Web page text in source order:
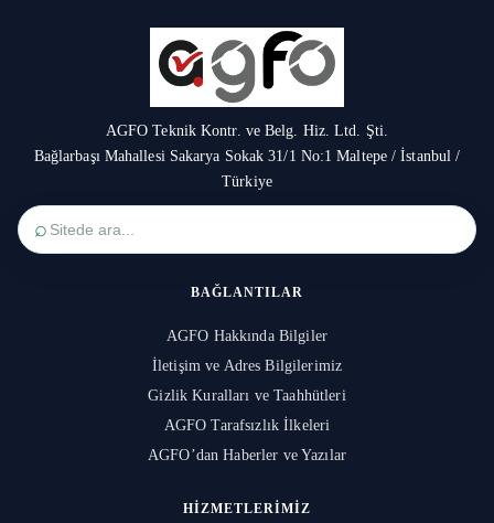
AGFO Teknik Kontr. ve Belg. Hiz. Ltd. Şti.
Bağlarbaşı Mahallesi Sakarya Sokak 31/1 No:1 Maltepe / İstanbul /
Türkiye
⌕
BAĞLANTILAR
AGFO Hakkında Bilgiler
İletişim ve Adres Bilgilerimiz
Gizlik Kuralları ve Taahhütleri
AGFO Tarafsızlık İlkeleri
AGFO’dan Haberler ve Yazılar
HIZMETLERIMIZ